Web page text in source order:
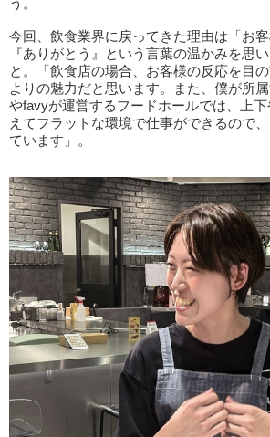
う。
今回、飲食業界に戻ってきた理由は「お
『ありがとう』という言葉の温かみを思
と。「飲食店の場合、お客様の反応を目
よりの魅力だと思います。また、僕が所
やfavyが運営するフードホールでは、上
えてフラットな環境で仕事ができるので
ています」。